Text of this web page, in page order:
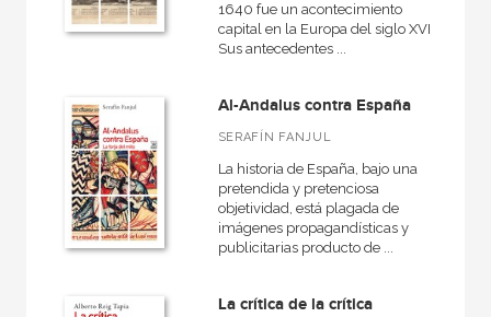
1640 fue un acontecimiento
capital en la Europa del siglo XVII.
Sus antecedentes ...
Al-Andalus contra España
SERAFÍN FANJUL
La historia de España, bajo una
pretendida y pretenciosa
objetividad, está plagada de
imágenes propagandísticas y
publicitarias producto de ...
La crítica de la crítica